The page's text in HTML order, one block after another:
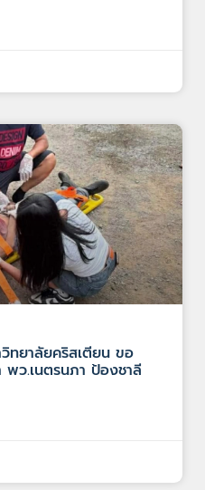
ทยาลัยคริสเตียน ขอ
ว.เนตรนภา ป้องชาลี